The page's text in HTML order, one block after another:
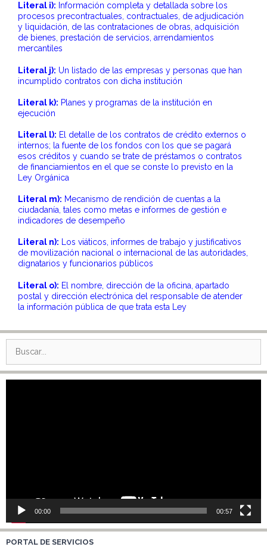
Literal i): Información completa y detallada sobre los
procesos precontractuales, contractuales, de adjudicación
y liquidación, de las contrataciones de obras, adquisición
de bienes, prestación de servicios, arrendamientos
mercantiles
Literal j): Un listado de las empresas y personas que han
incumplido contratos con dicha institución
Literal k): Planes y programas de la institución en
ejecución
Literal l): El detalle de los contratos de crédito externos o
internos; la fuente de los fondos con los que se pagará
esos créditos y cuando se trate de préstamos o contratos
de financiamientos en el que se conste lo previsto en la
Ley Orgánica
Literal m): Mecanismo de rendición de cuentas a la
ciudadanía, tales como metas e informes de gestión e
indicadores de desempeño
Literal n): Los viáticos, informes de trabajo y justificativos
de movilización nacional o internacional de las autoridades,
dignatarios y funcionarios públicos
Literal o): El nombre, dirección de la oficina, apartado
postal y dirección electrónica del responsable de atender
la información pública de que trata esta Ley
00:00 00:57
PORTAL DE SERVICIOS